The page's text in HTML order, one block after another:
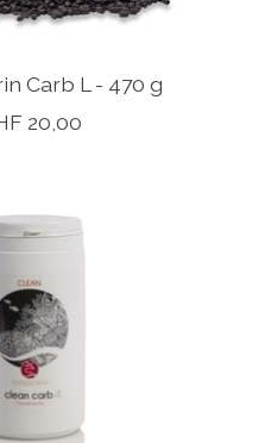
Carb L - 470 g
20,00